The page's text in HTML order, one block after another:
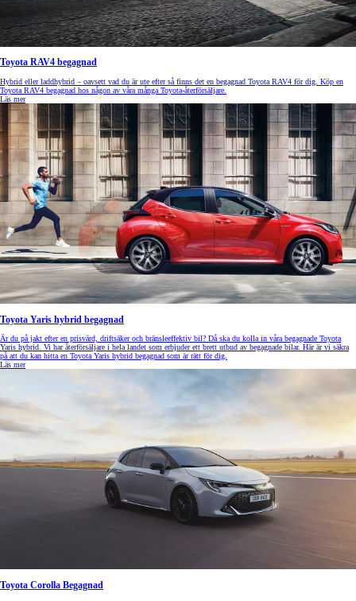
Toyota RAV4 begagnad
Hybrid eller laddhybrid – oavsett vad du är ute efter så finns det en begagnad Toyota RAV4 för dig. Köp en
Toyota RAV4 begagnad hos någon av våra många Toyota-återförsäljare.
Läs mer
Toyota Yaris hybrid begagnad
Är du på jakt efter en prisvärd, driftsäker och bränsleeffektiv bil? Då ska du kolla in våra begagnade Toyota
Yaris hybrid. Vi har återförsäljare i hela landet som erbjuder ett brett utbud av begagnade bilar. Här är vi säkra
på att du kan hitta en Toyota Yaris hybrid begagnad som är rätt för dig.
Läs mer
Toyota Corolla Begagnad